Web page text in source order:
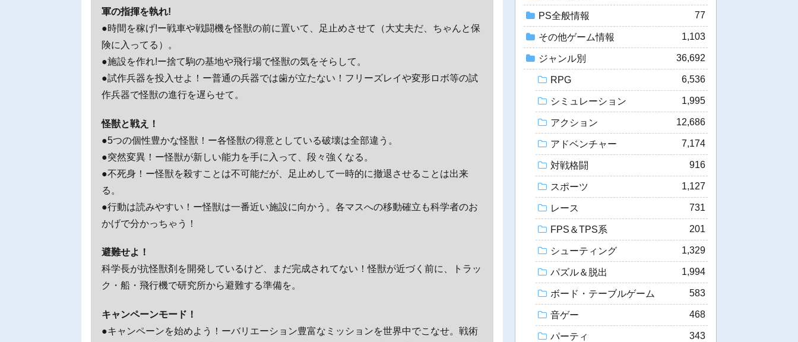
軍の指揮を執れ!
●時間を稼げ!ー戦車や戦闘機を怪獣の前に置いて、足止めさせて（大丈夫だ、ちゃんと保
険に入ってる）。
●施設を作れ!ー捨て駒の基地や飛行場で怪獣の気をそらして。
●試作兵器を投入せよ！ー普通の兵器では歯が立たない！フリーズレイや変形ロボ等の試
作兵器で怪獣の進行を遅らせて。
怪獣と戦え！
●5つの個性豊かな怪獣！ー各怪獣の得意としている破壊は全部違う。
●突然変異！ー怪獣が新しい能力を手に入って、段々強くなる。
●不死身！ー怪獣を殺すことは不可能だが、足止めして一時的に撤退させることは出来
る。
●行動は読みやすい！ー怪獣は一番近い施設に向かう。各マスへの移動確立も科学者のお
かげで分かっちゃう！
避難せよ！
科学長が抗怪獣剤を開発しているけど、まだ完成されてない！怪獣が近づく前に、トラッ
ク・船・飛行機で研究所から避難する準備を。
キャンペーンモード！
●キャンペーンを始めよう！ーバリエーション豊富なミッションを世界中でこなせ。戦術
PS全般情報 77
その他ゲーム情報 1,103
ジャンル別 36,692
RPG 6,536
シミュレーション 1,995
アクション 12,686
アドベンチャー 7,174
対戦格闘 916
スポーツ 1,127
レース 731
FPS＆TPS系 201
シューティング 1,329
パズル＆脱出 1,994
ボード・テーブルゲーム 583
音ゲー 468
パーティ 343